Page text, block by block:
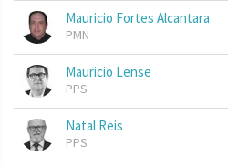
Mauricio Fortes Alcantara
PMN
Mauricio Lense
PPS
Natal Reis
PPS